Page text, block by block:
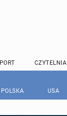
CZYTELNIA
POLSKA USA